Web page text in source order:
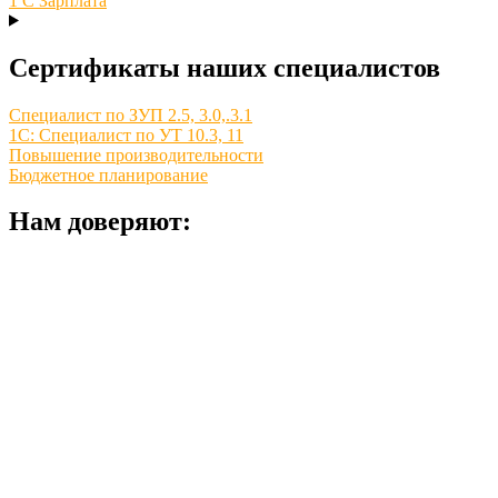
Сертификаты наших специалистов
Специалист по ЗУП 2.5, 3.0,.3.1
1С: Специалист по УТ 10.3, 11
Повышение производительности
Бюджетное планирование
Нам доверяют: